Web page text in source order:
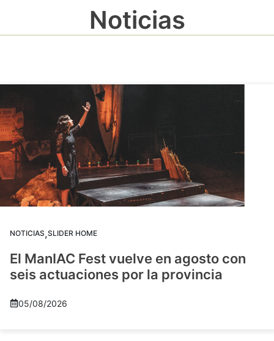
Noticias
NOTICIAS,SLIDER HOME
El ManIAC Fest vuelve en agosto con
seis actuaciones por la provincia
05/08/2026